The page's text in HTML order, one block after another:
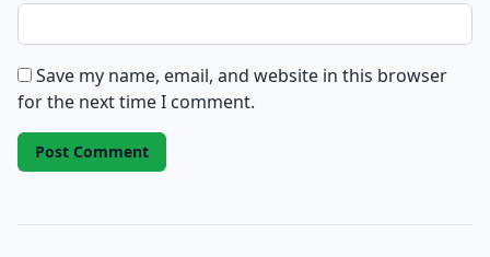
Save my name, email, and website in this browser
for the next time I comment.